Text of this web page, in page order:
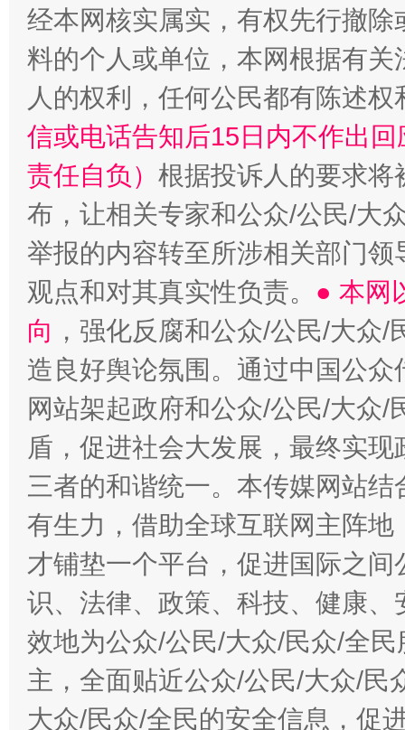
经本网核实属实，有权先行撤
料的个人或单位，本网根据有
人的权利，任何公民都有陈述
信或电话告知后15日内不作出
责任自负） 根据投诉人的要求将
布，让相关专家和公众/公民/大
举报的内容转至所涉相关部门
观点和对其真实性负责。 ● 本网
向 ，强化反腐和公众/公民/大众
造良好舆论氛围。通过中国公
网站架起政府和公众/公民/大众
盾，促进社会大发展，最终实
三者的和谐统一。本传媒网站
有生力，借助全球互联网主阵
才铺垫一个平台，促进国际之
识、法律、政策、科技、健康
效地为公众/公民/大众/民众/全
主，全面贴近公众/公民/大众/民
大众/民众/全民的安全信息，促